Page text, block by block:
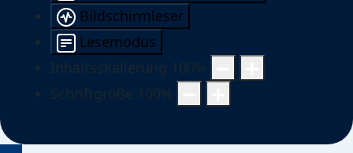
Bildschirmleser
Lesemodus
Inhaltsskalierung 100%
Schriftgröße 100%